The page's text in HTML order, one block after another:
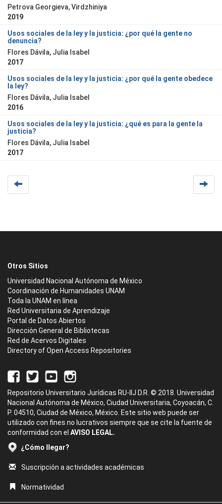
Petrova Georgieva, Virdzhiniya
2019
Usos sociales de la ley y la justicia: ¿por qué la gente no
denuncia?
Flores Dávila, Julia Isabel
2017
Usos sociales de la ley y la justicia: ¿por qué la gente obedece
la ley?
Flores Dávila, Julia Isabel
2016
Usos sociales de la ley y la justicia: ¿qué es para la gente la
justicia?
Flores Dávila, Julia Isabel
2017
Otros Sitios
Universidad Nacional Autónoma de México
Coordinación de Humanidades UNAM
Toda la UNAM en línea
Red Universitaria de Aprendizaje
Portal de Datos Abiertos
Dirección General de Bibliotecas
Red de Acervos Digitales
Directory of Open Access Repositories
Repositorio Universitario Jurídicas RU-IIJ D.R. © 2018. Universidad
Nacional Autónoma de México, Ciudad Universitaria, Coyoacán, C.
P. 04510, Ciudad de México, México. Este sitio web puede ser
utilizado con fines no lucrativos siempre que se cite la fuente de
conformidad con el AVISO LEGAL.
¿Cómo llegar?
Suscripción a actividades académicas
Normatividad